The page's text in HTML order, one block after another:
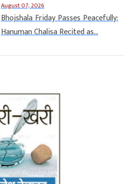
August 07, 2026
Bhojshala Friday Passes Peacefully:
Hanuman Chalisa Recited as...